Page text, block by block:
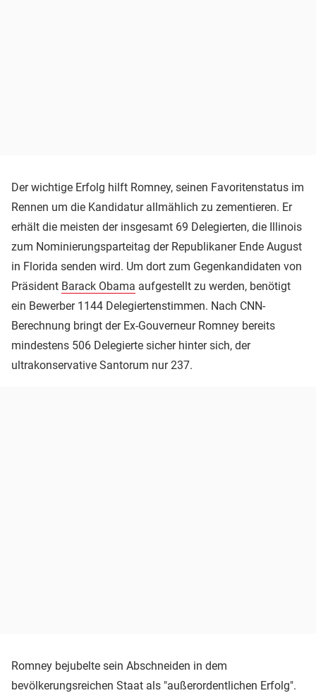
Der wichtige Erfolg hilft Romney, seinen Favoritenstatus im
Rennen um die Kandidatur allmählich zu zementieren. Er
erhält die meisten der insgesamt 69 Delegierten, die Illinois
zum Nominierungsparteitag der Republikaner Ende August
in Florida senden wird. Um dort zum Gegenkandidaten von
Präsident Barack Obama aufgestellt zu werden, benötigt
ein Bewerber 1144 Delegiertenstimmen. Nach CNN-
Berechnung bringt der Ex-Gouverneur Romney bereits
mindestens 506 Delegierte sicher hinter sich, der
ultrakonservative Santorum nur 237.
Romney bejubelte sein Abschneiden in dem
bevölkerungsreichen Staat als "außerordentlichen Erfolg".